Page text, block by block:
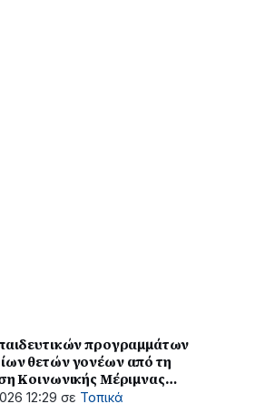
προγραμμάτων
θετών γονέων από τη
Κοινωνικής Μέριμνας
Δυτικής Ελλάδας
12:29 σε Τοπικά